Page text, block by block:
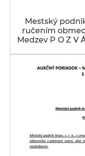
Mestský
ručením
Medzev P O Z V